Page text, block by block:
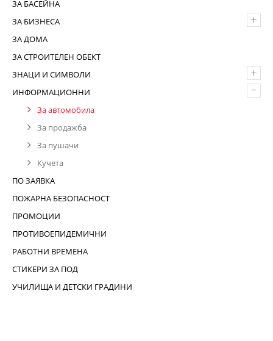
ЗА БАСЕЙНА
+
ЗА БИЗНЕСА
ЗА ДОМА
ЗА СТРОИТЕЛЕН ОБЕКТ
+
ЗНАЦИ И СИМВОЛИ
–
ИНФОРМАЦИОННИ
За автомобила
За продажба
За пушачи
Кучета
ПО ЗАЯВКА
ПОЖАРНА БЕЗОПАСНОСТ
ПРОМОЦИИ
ПРОТИВОЕПИДЕМИЧНИ
РАБОТНИ ВРЕМЕНА
СТИКЕРИ ЗА ПОД
УЧИЛИЩА И ДЕТСКИ ГРАДИНИ